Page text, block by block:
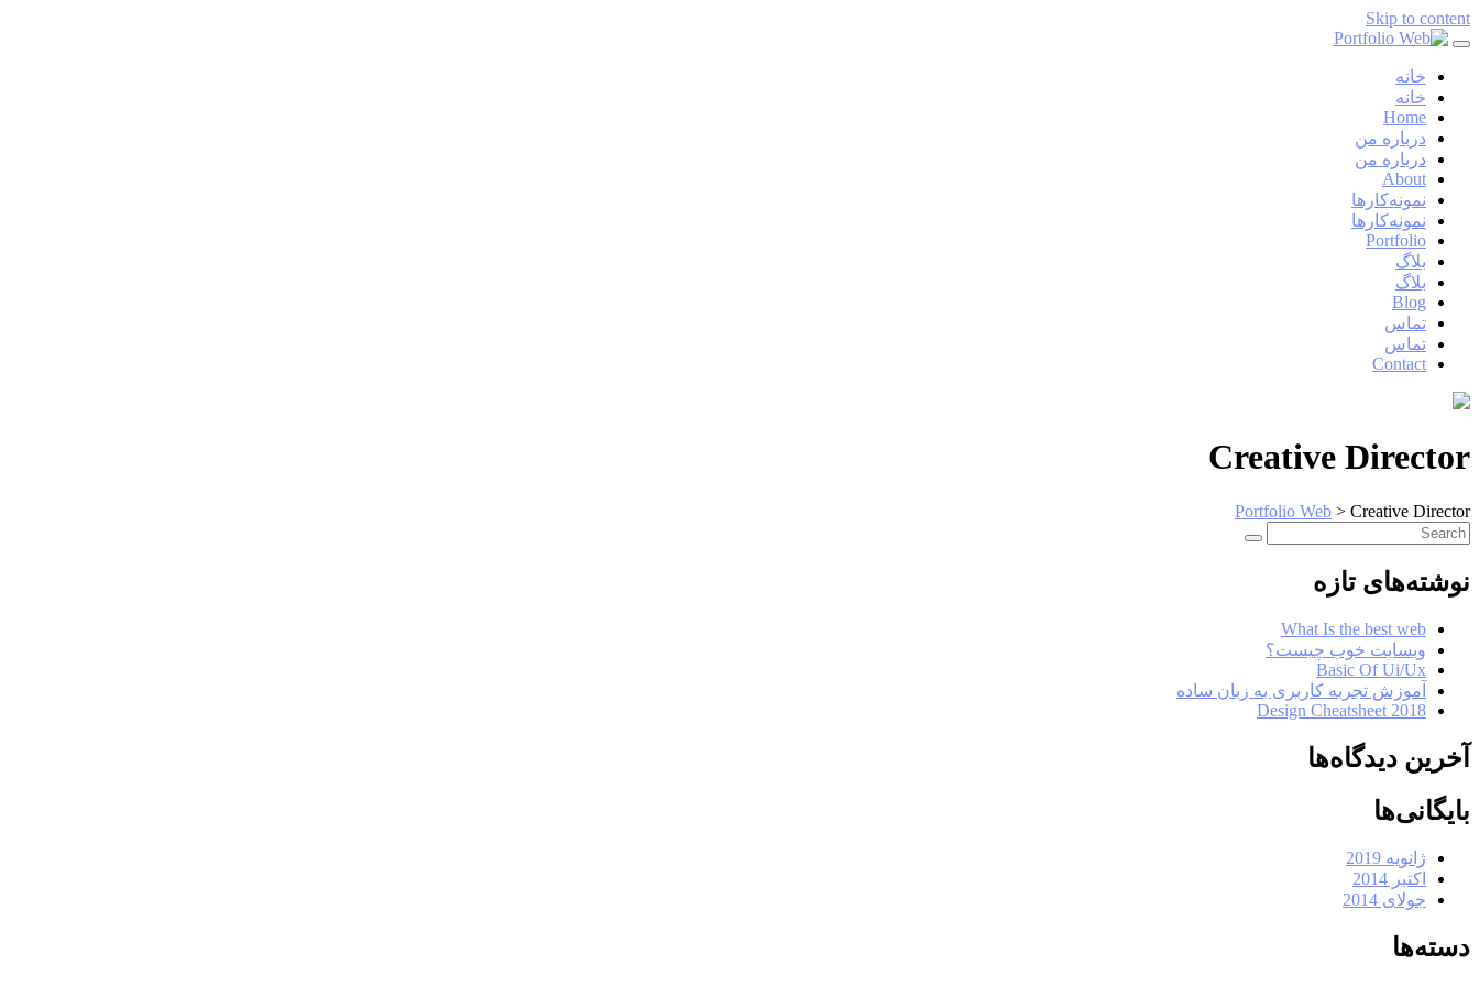
Skip to content
خانه
خانه
Home
درباره من
درباره من
About
نمونه‌کارها
نمونه‌کارها
Portfolio
بلاگ
بلاگ
Blog
تماس
تماس
Contact
Creative Director
Portfolio Web > Creative Director
نوشته‌های تازه
What Is the best web
وبسایت خوب چیست؟
Basic Of Ui/Ux
آموزش تجربه کاربری به زبان ساده
Design Cheatsheet 2018
آخرین دیدگاه‌ها
بایگانی‌ها
ژانویه 2019
اکتبر 2014
جولای 2014
دسته‌ها